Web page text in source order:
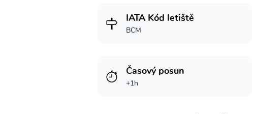
IATA Kód letiště
BCM
Časový posun
+1h